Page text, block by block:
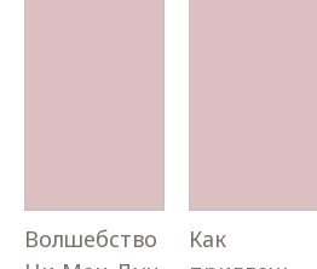
Волшебство
Как